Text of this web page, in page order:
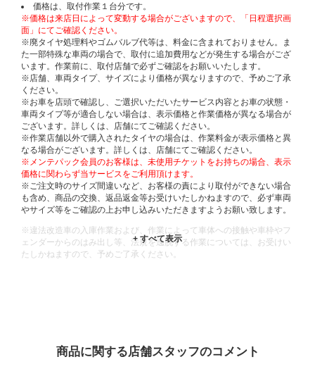
価格は、取付作業１台分です。
※価格は来店日によって変動する場合がございますので、「日程選択画
面」にてご確認ください。
※廃タイヤ処理料やゴムバルブ代等は、料金に含まれておりません。ま
た一部特殊な車両の場合で、取付に追加費用などが発生する場合がござ
います。作業前に、取付店舗で必ずご確認をお願いいたします。
※店舗、車両タイプ、サイズにより価格が異なりますので、予めご了承
ください。
※お車を店頭で確認し、ご選択いただいたサービス内容とお車の状態・
車両タイプ等が適合しない場合は、表示価格と作業価格が異なる場合が
ございます。詳しくは、店舗にてご確認ください。
※作業店舗以外で購入されたタイヤの場合は、作業料金が表示価格と異
なる場合がございます。詳しくは、店舗にてご確認ください。
※メンテパック会員のお客様は、未使用チケットをお持ちの場合、表示
価格に関わらず当サービスをご利用頂けます。
※ご注文時のサイズ間違いなど、お客様の責により取付ができない場合
も含め、商品の交換、返品返金等お受けいたしかねますので、必ず車両
やサイズ等をご確認の上お申し込みいただきますようお願い致します。
※違法改造車の入庫作業および、作業によって車体への接触や車枠やフ
ェンダーからのはみ出し等、法規を逸脱する作業については、お受けい
たしかねますので、予めご了承ください。
商品に関する店舗スタッフのコメント